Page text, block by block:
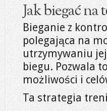
Jak biegać
Bieganie z
polegająca na
utrzymywaniu
biegu. Pozwala
możliwości i
Ta strategia